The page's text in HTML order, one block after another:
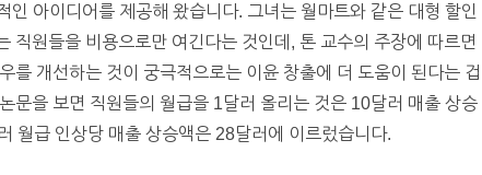
아이디어를 제공해 왔습니다. 그녀는 월마트와 같은 대형 할인
직원들을 비용으로만 여긴다는 것인데, 톤 교수의 주장에 따르면
를 개선하는 것이 궁극적으로는 이윤 창출에 더 도움이 된다는 겁
을 보면 직원들의 월급을 1달러 올리는 것은 10달러 매출 상승
월급 인상당 매출 상승액은 28달러에 이르렀습니다.